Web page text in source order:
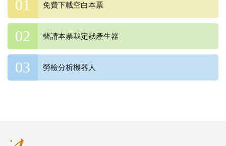
免費下載空白本票
聲請本票裁定狀產生器
勞檢分析機器人